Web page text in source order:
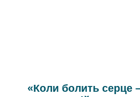
«Коли болить серце